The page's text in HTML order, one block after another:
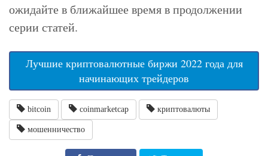
ожидайте в ближайшее время в продолжении
серии статей.
Лучшие криптовалютные биржи 2022 года для
начинающих трейдеров
bitcoin coinmarketcap криптовалюты
мошенничество